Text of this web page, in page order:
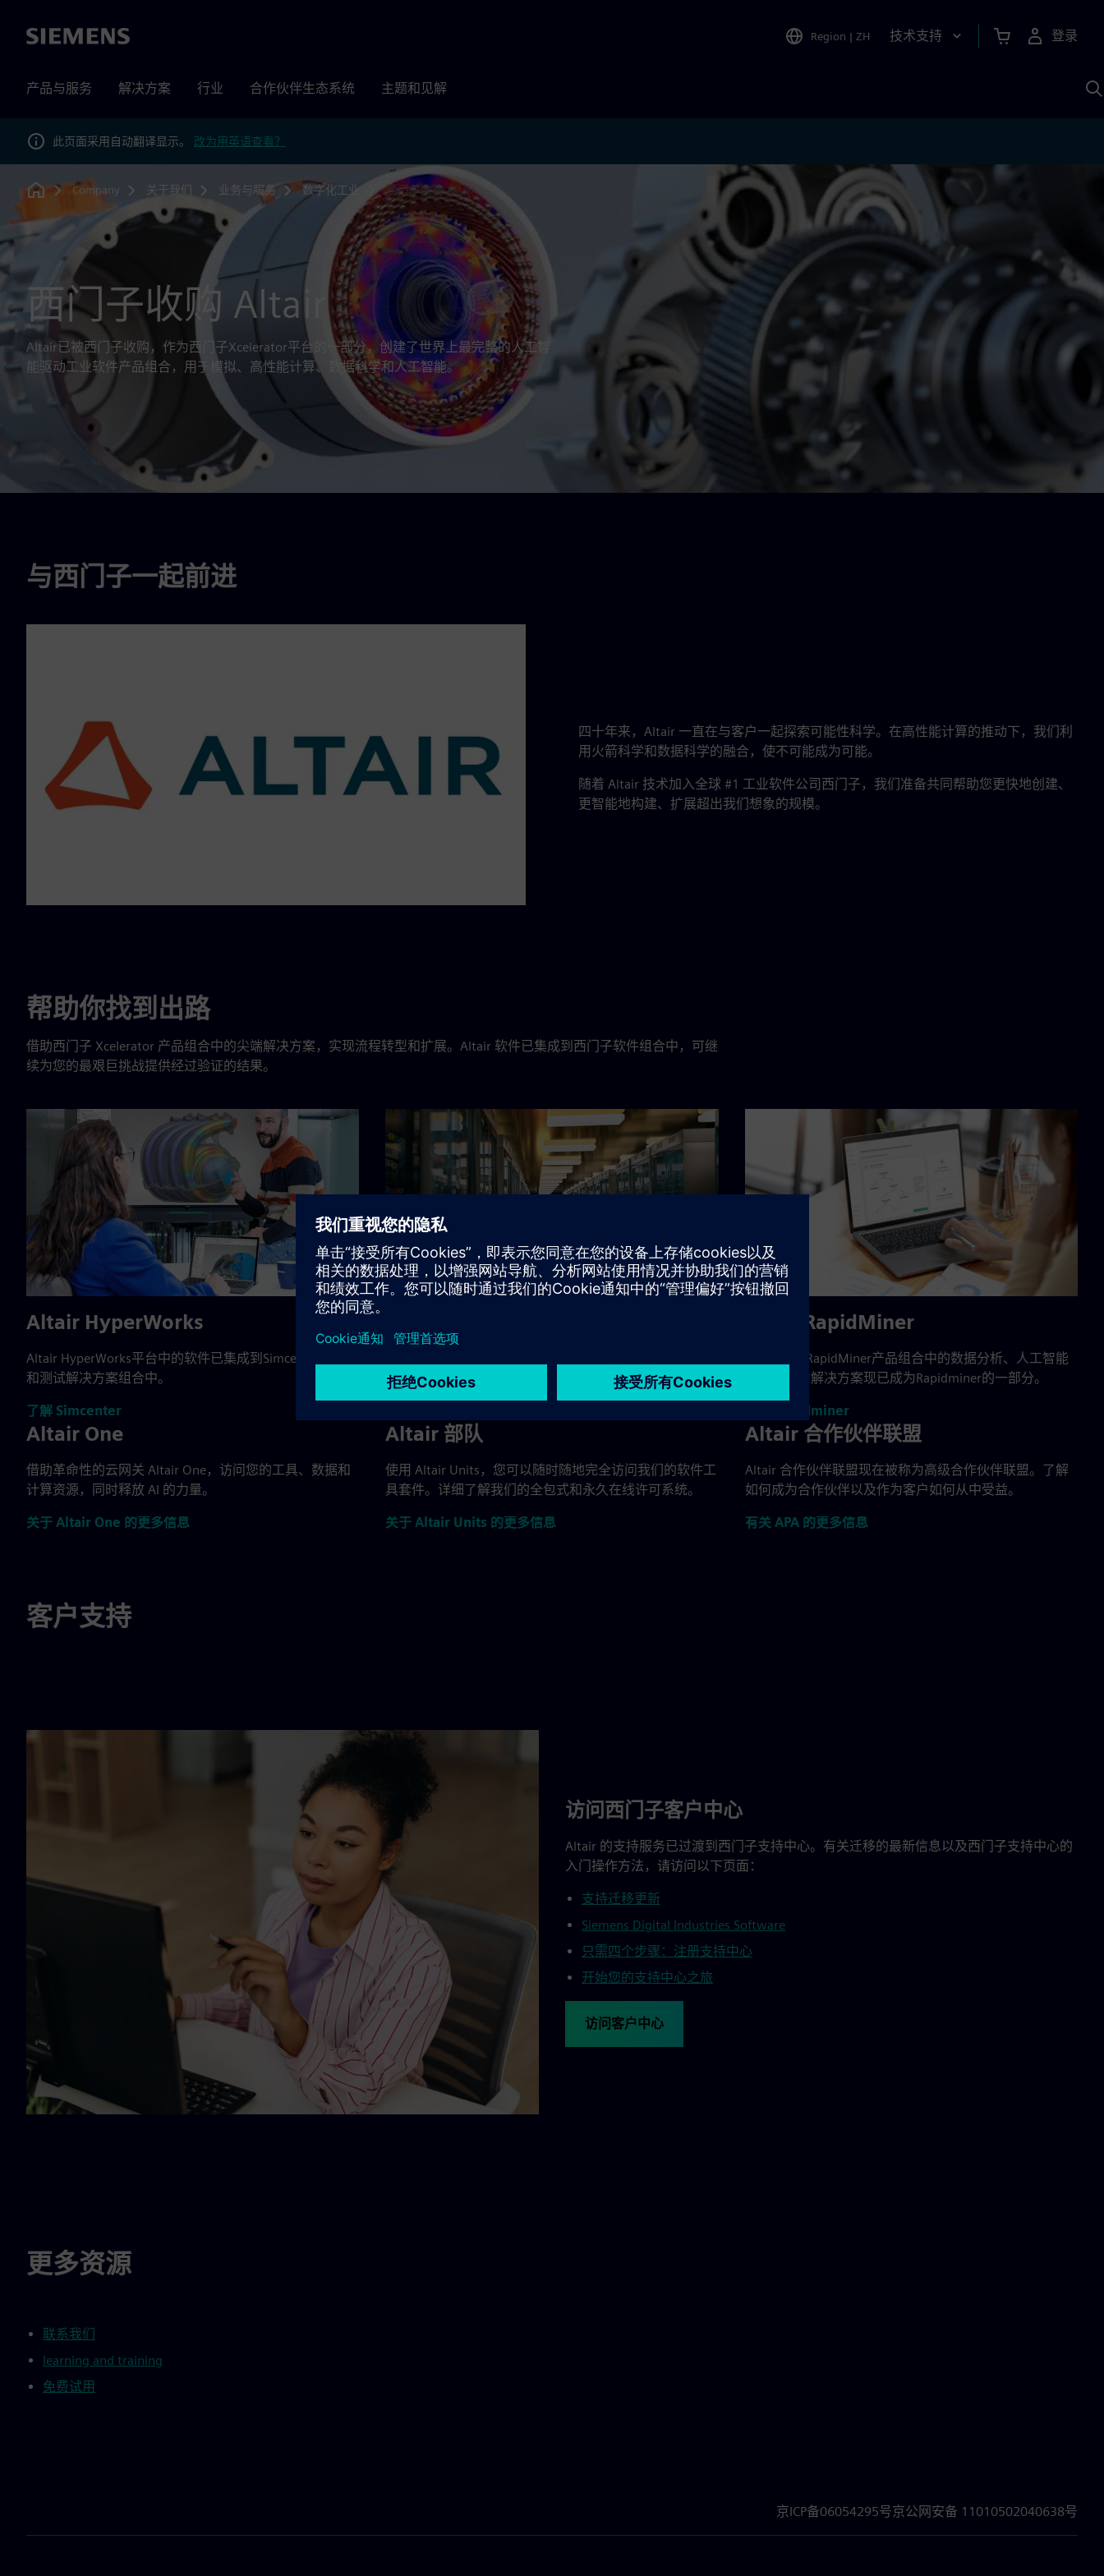
Siemens Region | ZH 技术支持 登录
产品与服务 解决方案 行业 合作伙伴生态系统 主题和见解
此页面采用自动翻译显示。 改为用英语查看？
Home
Company 关于我们 业务与服务 数字化工业 西门子收购 Altair
西门子收购 Altair
Altair已被西门子收购，作为西门子Xcelerator平台的一部分，创建了世界上最完整的人工智
能驱动工业软件产品组合，用于模拟、高性能计算、数据科学和人工智能。
与西门子一起前进
四十年来，Altair 一直在与客户一起探索可能性科学。在高性能计算的推动下，我们利
用火箭科学和数据科学的融合，使不可能成为可能。
随着 Altair 技术加入全球 #1 工业软件公司西门子，我们准备共同帮助您更快地创建、
更智能地构建、扩展超出我们想象的规模。
帮助你找到出路
借助西门子 Xcelerator 产品组合中的尖端解决方案，实现流程转型和扩展。Altair 软件已集成到西门子软件组合中，可继
续为您的最艰巨挑战提供经过验证的结果。
Altair HyperWorks
Altair HyperWorks平台中的软件已集成到Simcenter仿真
和测试解决方案组合中。
了解 Simcenter
在可以在 HPCWorks 中找到。
Altair RapidMiner
曾是Altair RapidMiner产品组合中的数据分析、人工智能
和机器学习解决方案现已成为Rapidminer的一部分。
了解 Rapidminer
Altair One
借助革命性的云网关 Altair One，访问您的工具、数据和
计算资源，同时释放 AI 的力量。
关于 Altair One 的更多信息
Altair 部队
使用 Altair Units，您可以随时随地完全访问我们的软件工
具套件。详细了解我们的全包式和永久在线许可系统。
关于 Altair Units 的更多信息
Altair 合作伙伴联盟
Altair 合作伙伴联盟现在被称为高级合作伙伴联盟。了解
如何成为合作伙伴以及作为客户如何从中受益。
有关 APA 的更多信息
客户支持
访问西门子客户中心
Altair 的支持服务已过渡到西门子支持中心。有关迁移的最新信息以及西门子支持中心的
入门操作方法，请访问以下页面：
支持迁移更新
Siemens Digital Industries Software
只需四个步骤：注册支持中心
开始您的支持中心之旅
访问客户中心
更多资源
联系我们
learning and training
免费试用
京ICP备06054295号京公网安备 11010502040638号